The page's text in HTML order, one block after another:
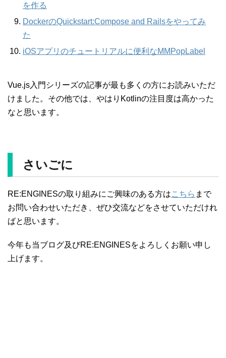
を作る
DockerのQuickstart:Compose and Railsをやってみ
た
iOSアプリのチュートリアルに便利なMMPopLabel
Vue.js入門シリーズの記事が最も多くの方にお読みいただ
けました。その他では、やはりKotlinの注目度は高かった
なと思います。
さいごに
RE:ENGINESの取り組みにご興味のある方はこちら まで
お問い合わせいただき、ぜひ交流などをさせていただけれ
ばと思います。
今年も当ブログ及びRE:ENGINESをよろしくお願い申し
上げます。